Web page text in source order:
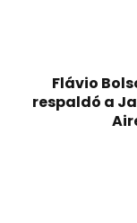
Flávio
respaldó a